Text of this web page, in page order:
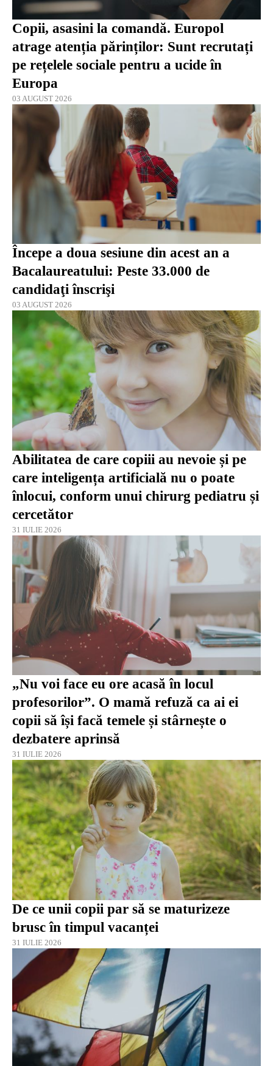
Copii, asasini la comandă. Europol
atrage atenția părinților: Sunt recrutați
pe rețelele sociale pentru a ucide în
Europa
03 AUGUST 2026
Începe a doua sesiune din acest an a
Bacalaureatului: Peste 33.000 de
candidaţi înscrişi
03 AUGUST 2026
Abilitatea de care copiii au nevoie și pe
care inteligența artificială nu o poate
înlocui, conform unui chirurg pediatru și
cercetător
31 IULIE 2026
„Nu voi face eu ore acasă în locul
profesorilor”. O mamă refuză ca ai ei
copii să își facă temele și stârnește o
dezbatere aprinsă
31 IULIE 2026
De ce unii copii par să se maturizeze
brusc în timpul vacanței
31 IULIE 2026